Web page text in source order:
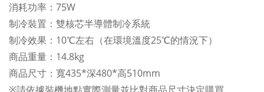
消耗功率：75W
制冷裝置：雙核芯半導體制冷系統
制冷效果：10℃左右（在環境溫度25℃的情況下）
商品重量：14.8kg
商品尺寸：寬435*深480*高510mm